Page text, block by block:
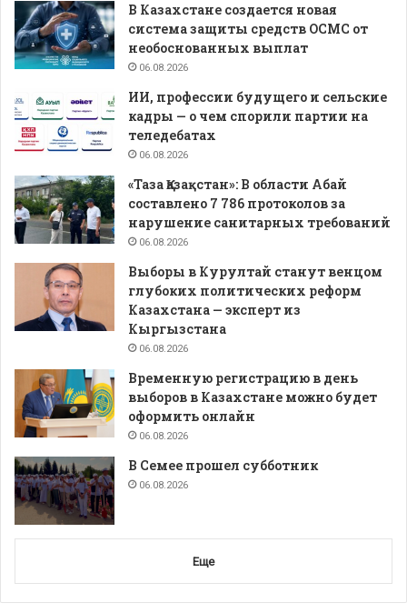
В Казахстане создается новая
система защиты средств ОСМС от
необоснованных выплат
06.08.2026
ИИ, профессии будущего и сельские
кадры — о чем спорили партии на
теледебатах
06.08.2026
«Таза Қазақстан»: В области Абай
составлено 7 786 протоколов за
нарушение санитарных требований
06.08.2026
Выборы в Курултай станут венцом
глубоких политических реформ
Казахстана — эксперт из
Кыргызстана
06.08.2026
Временную регистрацию в день
выборов в Казахстане можно будет
оформить онлайн
06.08.2026
В Семее прошел субботник
06.08.2026
Еще